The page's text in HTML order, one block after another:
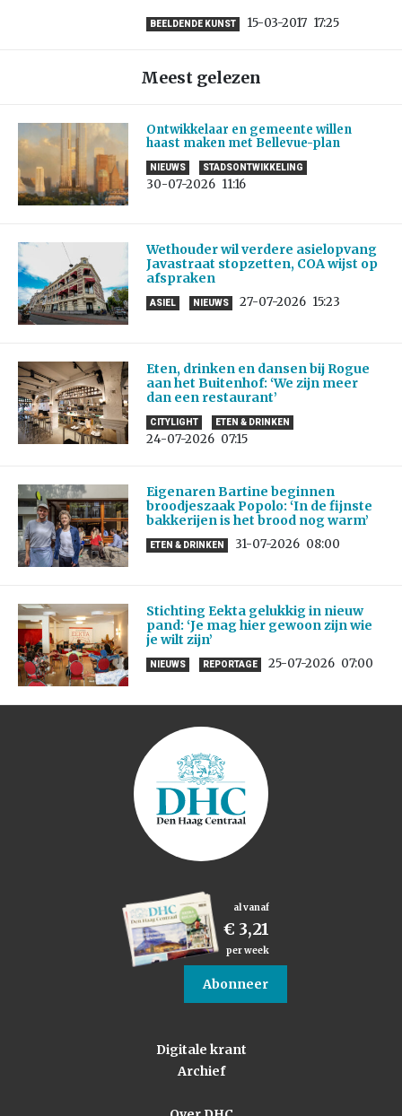
BEELDENDE KUNST 15-03-2017 17:25
Meest gelezen
Ontwikkelaar en gemeente willen
haast maken met Bellevue-plan
NIEUWS STADSONTWIKKELING
30-07-2026 11:16
Wethouder wil verdere asielopvang
Javastraat stopzetten, COA wijst op
afspraken
ASIEL NIEUWS 27-07-2026 15:23
Eten, drinken en dansen bij Rogue
aan het Buitenhof: ‘We zijn meer
dan een restaurant’
CITYLIGHT ETEN & DRINKEN
24-07-2026 07:15
Eigenaren Bartine beginnen
broodjeszaak Popolo: ‘In de fijnste
bakkerijen is het brood nog warm’
ETEN & DRINKEN 31-07-2026 08:00
Stichting Eekta gelukkig in nieuw
pand: ‘Je mag hier gewoon zijn wie
je wilt zijn’
NIEUWS REPORTAGE 25-07-2026 07:00
al vanaf
€ 3,21
per week
Abonneer
Digitale krant
Archief